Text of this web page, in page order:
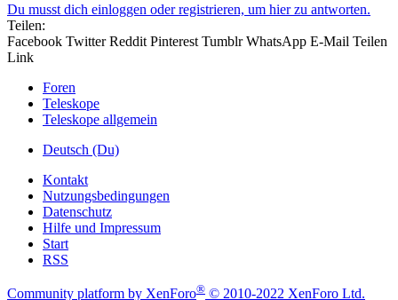
Du musst dich einloggen oder registrieren, um hier zu antworten.
Teilen:
Facebook Twitter Reddit Pinterest Tumblr WhatsApp E-Mail Teilen
Link
Foren
Teleskope
Teleskope allgemein
Deutsch (Du)
Kontakt
Nutzungsbedingungen
Datenschutz
Hilfe und Impressum
Start
RSS
Community platform by XenForo® © 2010-2022 XenForo Ltd.